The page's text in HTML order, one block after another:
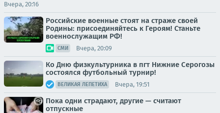
Вчера, 20:16
Российские военные стоят на страже своей
Родины: присоединяйтесь к Героям! Станьте
военнослужащим РФ!
СМИ Вчера, 20:09
Ко Дню физкультурника в пгт Нижние Серогозы
состоялся футбольный турнир!
ВЕЛИКАЯ ЛЕПЕТИХА Вчера, 19:51
Пока одни страдают, другие — считают
отпускные